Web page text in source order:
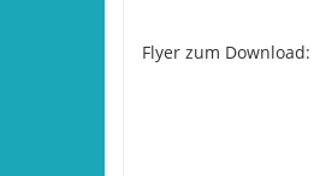
Flyer zum Download: